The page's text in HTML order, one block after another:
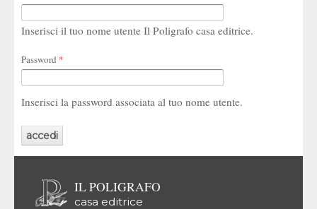
Inserisci il tuo nome utente Il Poligrafo casa editrice.
Password *
Inserisci la password associata al tuo nome utente.
IL POLIGRAFO
casa editrice